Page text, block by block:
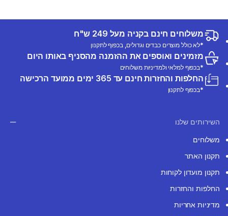
משלוחים חינם בקניה מעל 249 ש"ח
*לא כולל מוצרים כבדים וגדולים, בכפוף לתקנון
מזמינים ואוספים את ההזמנה מהסניף באותו היום
*בכפוף למלאי ולמדיניות משלוחים
החלפות והחזרות חינם עד 365 ימים ממועד הרכישה
*בכפוף לתקנון
השירותים שלנו
משלוחים
תקנון האתר
תקנון מועדון לקוחות
החלפות והחזרות
מדיניות אחריות